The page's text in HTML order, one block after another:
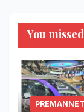
You missed